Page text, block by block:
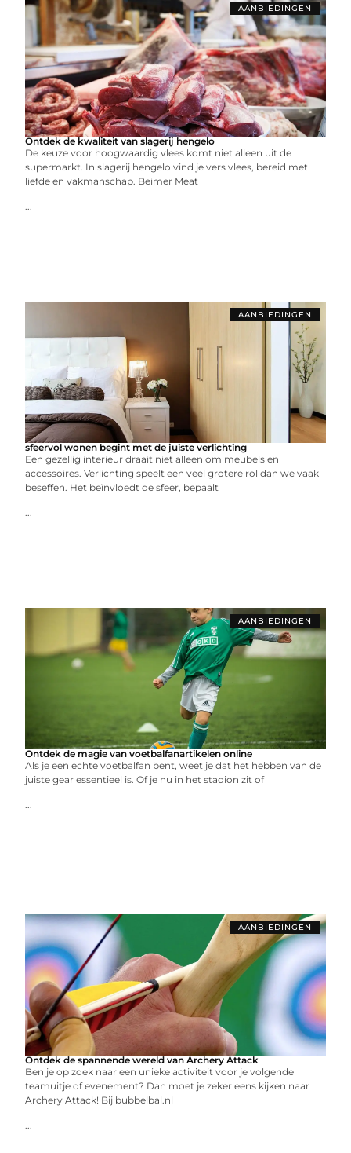
AANBIEDINGEN
Ontdek de kwaliteit van slagerij hengelo
De keuze voor hoogwaardig vlees komt niet alleen uit de
supermarkt. In slagerij hengelo vind je vers vlees, bereid met
liefde en vakmanschap. Beimer Meat
...
AANBIEDINGEN
sfeervol wonen begint met de juiste verlichting
Een gezellig interieur draait niet alleen om meubels en
accessoires. Verlichting speelt een veel grotere rol dan we vaak
beseffen. Het beïnvloedt de sfeer, bepaalt
...
AANBIEDINGEN
Ontdek de magie van voetbalfanartikelen online
Als je een echte voetbalfan bent, weet je dat het hebben van de
juiste gear essentieel is. Of je nu in het stadion zit of
...
AANBIEDINGEN
Ontdek de spannende wereld van Archery Attack
Ben je op zoek naar een unieke activiteit voor je volgende
teamuitje of evenement? Dan moet je zeker eens kijken naar
Archery Attack! Bij bubbelbal.nl
...